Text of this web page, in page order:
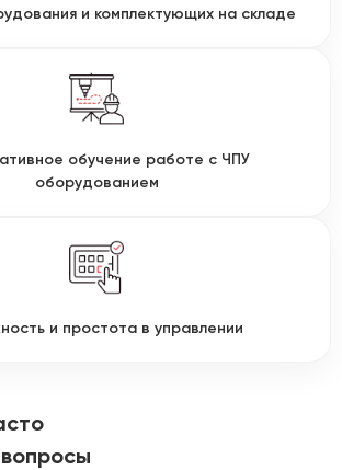
и комплектующих на складе
обучение работе с ЧПУ
оборудованием
и простота в управлении